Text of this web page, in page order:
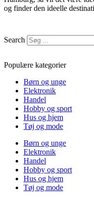
og finder den ideelle
Search
Populære kategorier
Børn og unge
Elektronik
Handel
Hobby og sport
Hus og hjem
Tøj og mode
Børn og unge
Elektronik
Handel
Hobby og sport
Hus og hjem
Tøj og mode